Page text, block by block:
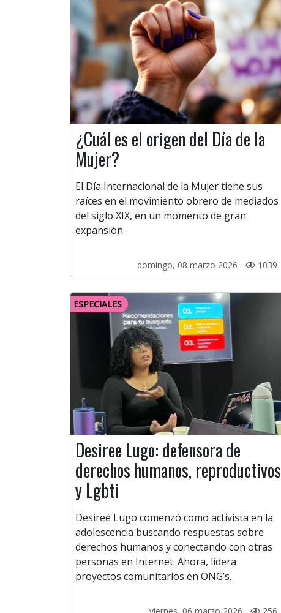
¿Cuál es el origen del Día de la
Mujer?
El Día Internacional de la Mujer tiene sus
raíces en el movimiento obrero de mediados
del siglo XIX, en un momento de gran
expansión.
domingo, 08 marzo 2026 - 1039
ESPECIALES
Desiree Lugo: defensora de
derechos humanos, reproductivos
y Lgbti
Desireé Lugo comenzó como activista en la
adolescencia buscando respuestas sobre
derechos humanos y conectando con otras
personas en Internet. Ahora, lidera
proyectos comunitarios en ONG’s.